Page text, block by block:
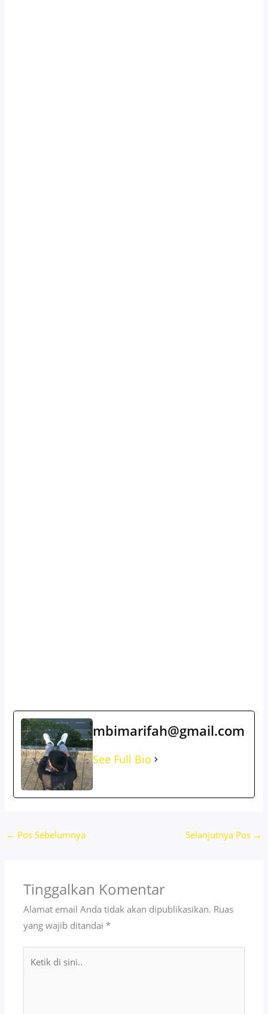
mbimarifah@gmail.com
See Full Bio
← Pos Sebelumnya Selanjutnya Pos →
Tinggalkan Komentar
Alamat email Anda tidak akan dipublikasikan. Ruas
yang wajib ditandai*